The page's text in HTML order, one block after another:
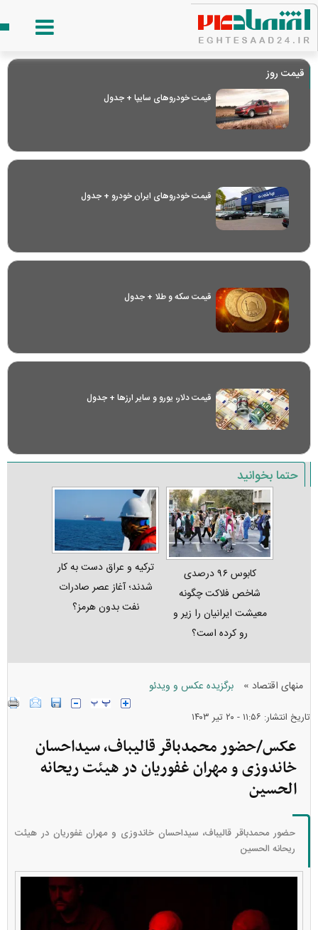
قیمت روز
قیمت خودرو‌های سایپا + جدول
قیمت خودرو‌های ایران خودرو + جدول
قیمت سکه و طلا + جدول
قیمت دلار، یورو و سایر ارز‌ها + جدول
حتما بخوانید
کابوس ۹۶ درصدی
شاخص فلاکت چگونه
معیشت ایرانیان را زیر و
رو کرده است؟
ترکیه و عراق دست به کار
شدند؛ آغاز عصر صادرات
نفت بدون هرمز؟
منهای اقتصاد » برگزیده عکس و ویدئو
تاریخ انتشار: ۱۱:۵۶ - ۲۰ تير ۱۴۰۳
عکس/حضور محمدباقر قالیباف، سیداحسان
خاندوزی و مهران غفوریان در هیئت ریحانه
الحسین
حضور محمدباقر قالیباف، سیداحسان خاندوزی و مهران غفوریان در هیئت
ریحانه الحسین